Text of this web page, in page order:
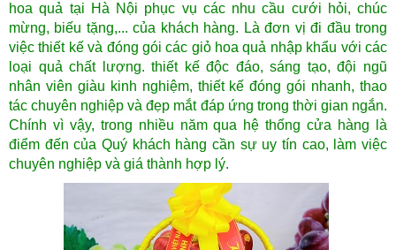
hoa quả tại Hà Nội phục vụ các nhu cầu cưới hỏi, chúc
mừng, biếu tặng,... của khách hàng. Là đơn vị đi đầu trong
việc thiết kế và đóng gói các giỏ hoa quả nhập khẩu với các
loại quả chất lượng. thiết kế độc đáo, sáng tạo, đội ngũ
nhân viên giàu kinh nghiệm, thiết kế đóng gói nhanh, thao
tác chuyên nghiệp và đẹp mắt đáp ứng trong thời gian ngắn.
Chính vì vậy, trong nhiều năm qua hệ thống cửa hàng là
điểm đến của Quý khách hàng cần sự uy tín cao, làm việc
chuyên nghiệp và giá thành hợp lý.